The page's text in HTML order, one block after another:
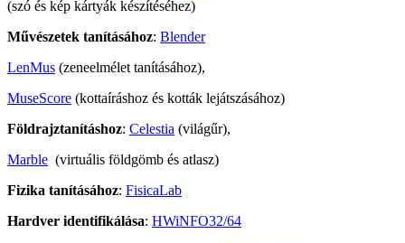
(szó és kép kártyák készítéséhez)
Művészetek tanításához: Blender
LenMus (zeneelmélet tanításához),
MuseScore (kottaíráshoz és kották lejátszásához)
Földrajztanításhoz: Celestia (világűr),
Marble (virtuális földgömb és atlasz)
Fizika tanításához: FisicaLab
Hardver identifikálása: HWiNFO32/64